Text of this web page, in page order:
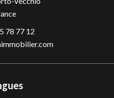
78 77 12